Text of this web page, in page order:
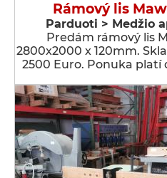
Rámový lis
Parduoti > Medžio
Predám rámový lis
2800x2000 x 120mm.
2500 Euro. Ponuka platí